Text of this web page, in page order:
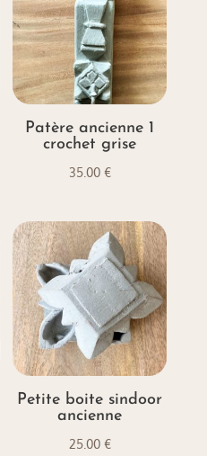
Patère ancienne 1
crochet grise
35.00 €
Petite boite sindoor
ancienne
25.00 €